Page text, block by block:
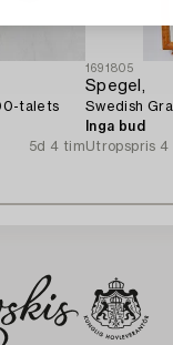
talets
5d 4 tim
1691805
Spegel,
Swedish
Inga bud
Utropspris 4